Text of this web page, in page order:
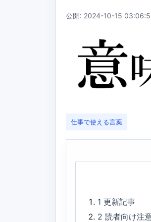
公開: 2024-10-15
仕事で使える言葉
1更新記事
2読者向け注